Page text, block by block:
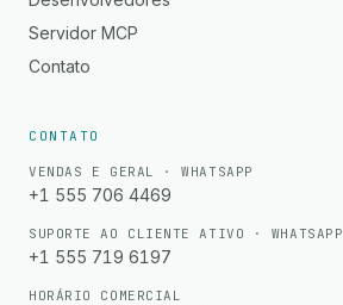
Servidor MCP
Contato
CONTATO
VENDAS E GERAL · WHATSAPP
+1 555 706 4469
SUPORTE AO CLIENTE ATIVO · WHATSAPP
+1 555 719 6197
HORÁRIO COMERCIAL